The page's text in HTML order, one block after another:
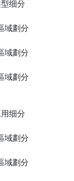
细分
域劃分
域劃分
域劃分
细分
域劃分
域劃分